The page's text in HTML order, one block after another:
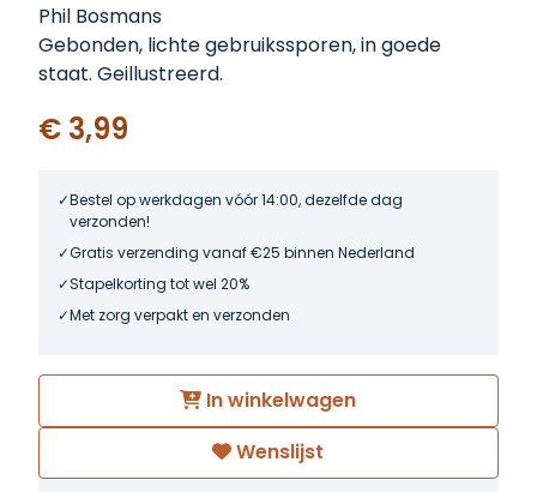
Phil Bosmans
Gebonden, lichte gebruikssporen, in goede
staat. Geillustreerd.
€ 3,99
Bestel op werkdagen vóór 14:00, dezelfde dag
verzonden!
Gratis verzending vanaf €25 binnen Nederland
Stapelkorting tot wel 20%
Met zorg verpakt en verzonden
In winkelwagen
Wenslijst